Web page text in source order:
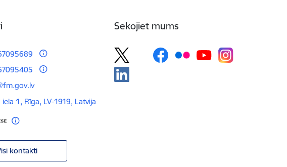
iela 1, Rīga, LV-1919, Latvija
kontakti
Sekojiet mums